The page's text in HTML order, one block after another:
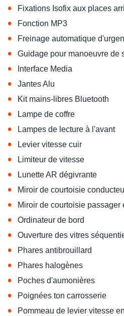
• Fixations Isofix aux places
• Fonction MP3
• Freinage automatique
• Guidage pour manoeuvre de
• Interface Media
• Jantes Alu
• Kit mains-libres Bluetooth
• Lampe de coffre
• Lampes de lecture à l'avant
• Levier vitesse cuir
• Limiteur de vitesse
• Lunette AR dégivrante
• Miroir de courtoisie
• Miroir de courtoisie passager
• Ordinateur de bord
• Ouverture des vitres
• Phares antibrouillard
• Phares halogènes
• Poches d'aumonières
• Poignées ton carrosserie
• Pommeau de levier vitesse